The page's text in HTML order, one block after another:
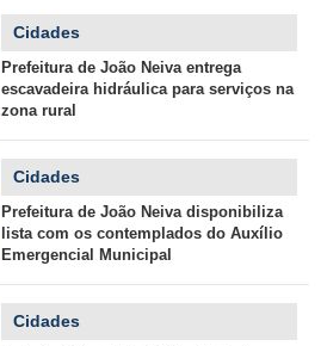
Cidades
Prefeitura de João Neiva entrega
escavadeira hidráulica para serviços na
zona rural
Cidades
Prefeitura de João Neiva disponibiliza
lista com os contemplados do Auxílio
Emergencial Municipal
Cidades